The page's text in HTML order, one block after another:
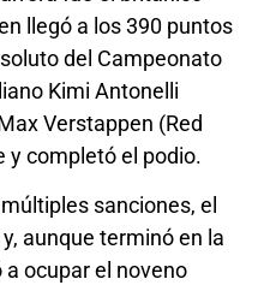
llegó a los 390 puntos
del Campeonato
Kimi Antonelli
Verstappen (Red
y completó el podio.
sanciones, el
aunque terminó en la
ocupar el noveno